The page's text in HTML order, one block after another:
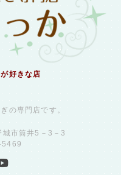
好きな店
の専門店です。
市筒井5－3－3